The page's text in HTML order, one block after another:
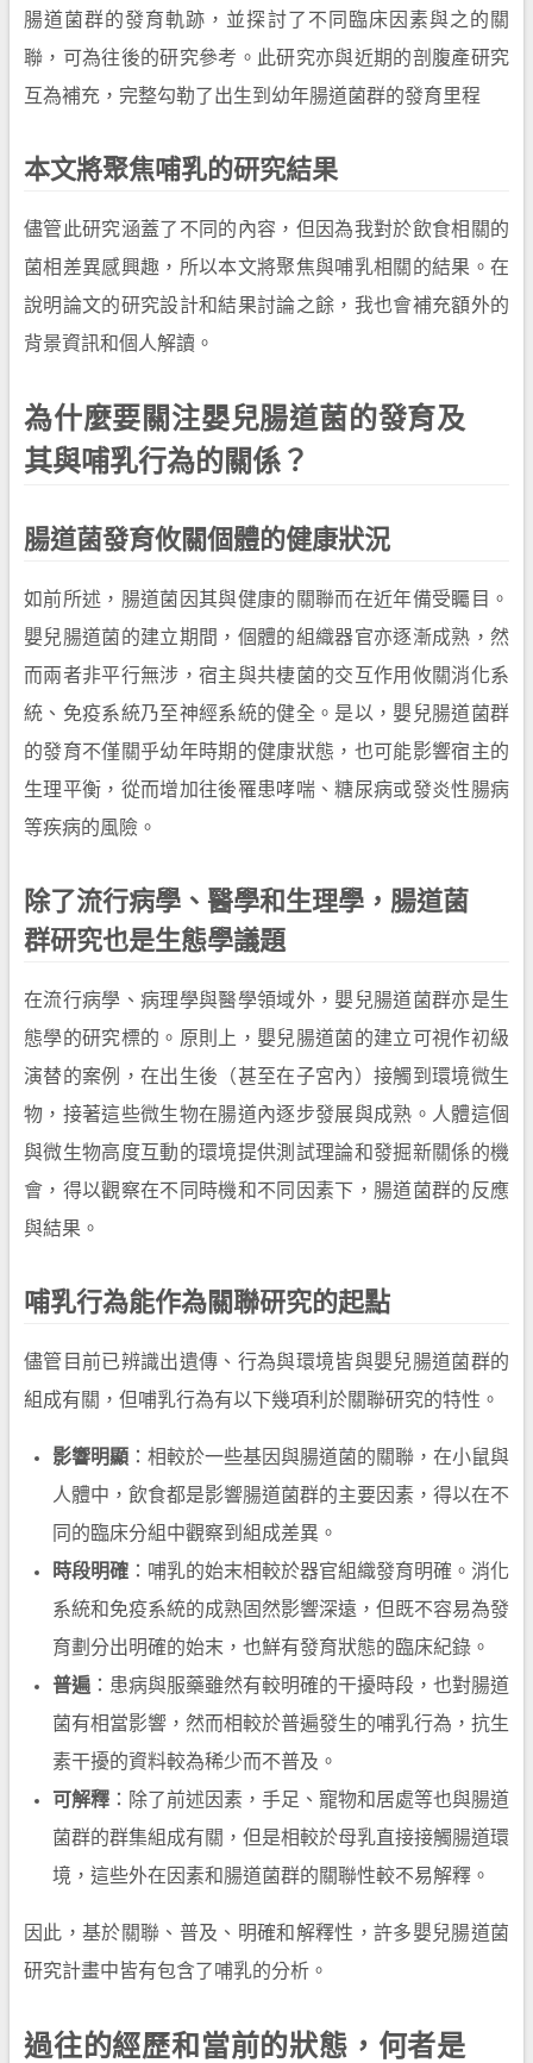
腸道菌群的發育軌跡，並探討了不同臨床因素與之的關
聯，可為往後的研究參考。此研究亦與近期的剖腹產研究
互為補充，完整勾勒了出生到幼年腸道菌群的發育里程
本文將聚焦哺乳的研究結果
儘管此研究涵蓋了不同的內容，但因為我對於飲食相關的
菌相差異感興趣，所以本文將聚焦與哺乳相關的結果。在
說明論文的研究設計和結果討論之餘，我也會補充額外的
背景資訊和個人解讀。
為什麼要關注嬰兒腸道菌的發育及
其與哺乳行為的關係？
腸道菌發育攸關個體的健康狀況
如前所述，腸道菌因其與健康的關聯而在近年備受矚目。
嬰兒腸道菌的建立期間，個體的組織器官亦逐漸成熟，然
而兩者非平行無涉，宿主與共棲菌的交互作用攸關消化系
統、免疫系統乃至神經系統的健全。是以，嬰兒腸道菌群
的發育不僅關乎幼年時期的健康狀態，也可能影響宿主的
生理平衡，從而增加往後罹患哮喘、糖尿病或發炎性腸病
等疾病的風險。
除了流行病學、醫學和生理學，腸道菌
群研究也是生態學議題
在流行病學、病理學與醫學領域外，嬰兒腸道菌群亦是生
態學的研究標的。原則上，嬰兒腸道菌的建立可視作初級
演替的案例，在出生後（甚至在子宮內）接觸到環境微生
物，接著這些微生物在腸道內逐步發展與成熟。人體這個
與微生物高度互動的環境提供測試理論和發掘新關係的機
會，得以觀察在不同時機和不同因素下，腸道菌群的反應
與結果。
哺乳行為能作為關聯研究的起點
儘管目前已辨識出遺傳、行為與環境皆與嬰兒腸道菌群的
組成有關，但哺乳行為有以下幾項利於關聯研究的特性。
影響明顯 ：相較於一些基因與腸道菌的關聯，在小鼠與
人體中，飲食都是影響腸道菌群的主要因素，得以在不
同的臨床分組中觀察到組成差異。
時段明確 ：哺乳的始末相較於器官組織發育明確。消化
系統和免疫系統的成熟固然影響深遠，但既不容易為發
育劃分出明確的始末，也鮮有發育狀態的臨床紀錄。
普遍 ：患病與服藥雖然有較明確的干擾時段，也對腸道
菌有相當影響，然而相較於普遍發生的哺乳行為，抗生
素干擾的資料較為稀少而不普及。
可解釋 ：除了前述因素，手足、寵物和居處等也與腸道
菌群的群集組成有關，但是相較於母乳直接接觸腸道環
境，這些外在因素和腸道菌群的關聯性較不易解釋。
因此，基於關聯、普及、明確和解釋性，許多嬰兒腸道菌
研究計畫中皆有包含了哺乳的分析。
過往的經歷和當前的狀態，何者是